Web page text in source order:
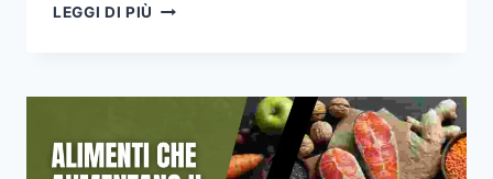
LEGGI DI PIÙ
DAGLI
DEL
SANGUE?